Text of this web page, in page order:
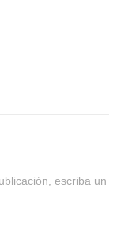
escriba un